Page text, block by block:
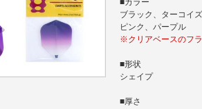
■カラー
ブラック、ターコイ
ピンク、パープル
※クリアベースのフラ
■形状
シェイプ
■厚さ